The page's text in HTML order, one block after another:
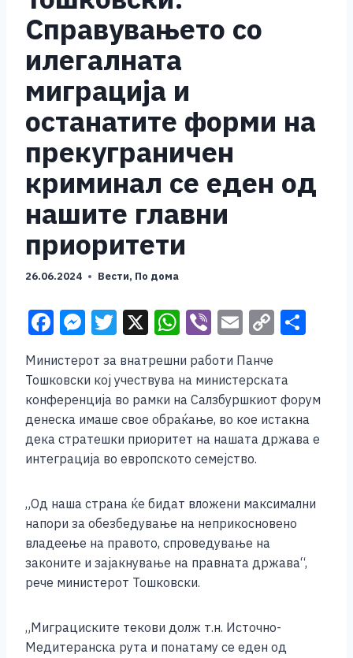
Справувањето со
илегалната
миграција и
останатите форми на
прекуграничен
криминал се еден од
нашите главни
приоритети
26.06.2024 Вести, По дома
F
c
e
b
o
o
k
M
ss
e
n
g
er
T
tt
er
X W
at
s
A
p
p
Vi
er
E
m
ai
l
C
p
y
Li
n
e
Министерот за внатрешни работи Панче
Тошковски кој учествува на министерската
конференција во рамки на Салзбуршкиот форум
денеска имаше свое обраќање, во кое истакна
дека стратешки приоритет на нашата држава е
интеграција во европското семејство.
„Од наша страна ќе бидат вложени максимални
напори за обезбедување на неприкосновено
владеење на правото, спроведување на
законите и зајакнување на правната држава“,
рече министерот Тошковски.
„Миграциските текови долж т.н. Источно-
Медитеранска рута и понатаму се еден од